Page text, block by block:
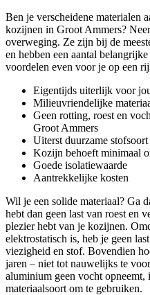
Ben je verscheidene materialen
kozijnen in Groot Ammers?
overweging. Ze zijn bij de
en hebben een aantal
voordelen even voor je op een
Eigentijds uiterlijk voor
Milieuvriendelijke
Geen rotting, roest en
Groot Ammers
Uiterst duurzame stofsoort
Kozijn behoeft minimaal
Goede isolatiewaarde
Aantrekkelijke kosten
Wil je een solide materiaal? Ga
hebt dan geen last van roest en
plezier hebt van je kozijnen.
elektrostatisch is, heb je geen
viezigheid en stof. Bovendien
jaren – niet tot nauwelijks te
aluminium geen vocht opneemt,
materiaalsoort om te gebruiken.